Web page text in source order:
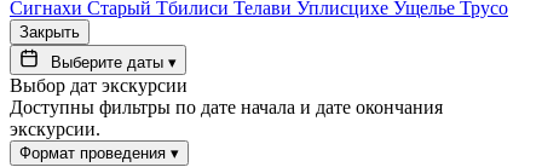
Сигнахи Старый Тбилиси Телави Уплисцихе Ущелье Трусо
Закрыть
Выберите даты ▾
Выбор дат экскурсии
Доступны фильтры по дате начала и дате окончания
экскурсии.
Формат проведения ▾